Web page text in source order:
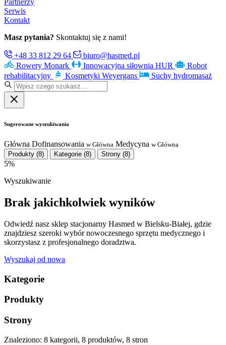
Partnerzy
Serwis
Kontakt
Masz pytania? Skontaktuj się z nami!
+48 33 812 29 64
biuro@hasmed.pl
Rowery Monark
Innowacyjna siłownia HUR
Robot
rehabilitacyjny
Kosmetyki Weyergans Suchy hydromasaż
Sugerowane wyszukiwania
Główna Dofinansowania w Główna Medycyna w Główna
Produkty (8) Kategorie (8) Strony (8)
5%
Wyszukiwanie
Brak jakichkolwiek wyników
Odwiedź nasz sklep stacjonarny Hasmed w Bielsku-Białej, gdzie
znajdziesz szeroki wybór nowoczesnego sprzętu medycznego i
skorzystasz z profesjonalnego doradztwa.
Wyszukaj od nowa
Kategorie
Produkty
Strony
Znaleziono: 8 kategorii, 8 produktów, 8 stron